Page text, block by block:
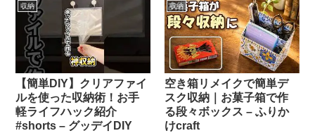
収納
【簡単DIY】クリアファイ
ルを使った収納術！お手
軽ライフハック紹介
#shorts – グッデイDIY
収納
空き箱リメイクで簡単デ
スク収納｜お菓子箱で作
る段々ボックス – ふりか
けcraft